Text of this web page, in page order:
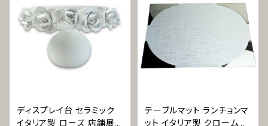
ディスプレイ台 セラミック
イタリア製 ローズ 店舗展
テーブルマット ランチョンマ
ット イタリア製 クロームレ